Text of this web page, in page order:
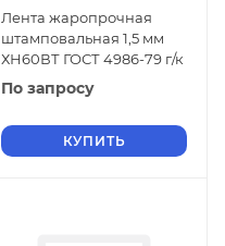
Лента жаропрочная
штамповальная 1,5 мм
ХН60ВТ ГОСТ 4986-79 г/к
По запросу
КУПИТЬ